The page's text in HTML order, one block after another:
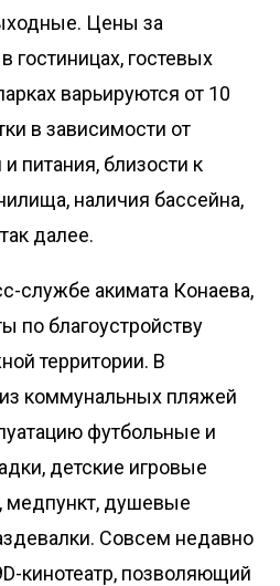
Цены за
гостевых
варьируются от 10
в зависимости от
питания, близости к
наличия бассейна,
далее.
службе акимата Конаева,
по благоустройству
территории. В
коммунальных пляжей
футбольные и
детские игровые
медпункт, душевые
Совсем недавно
кинотеатр, позволяющий